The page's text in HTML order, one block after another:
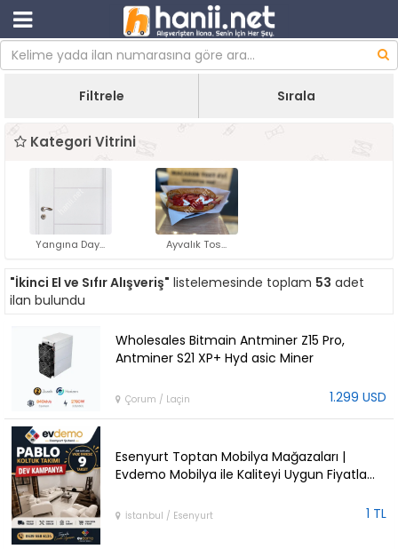
Filtrele Sırala
Kategori Vitrini
Yangına Day... Ayvalık Tos...
"İkinci El ve Sıfır Alışveriş" listelemesinde toplam 53 adet
ilan bulundu
Wholesales Bitmain Antminer Z15 Pro,
Antminer S21 XP+ Hyd asic Miner
Çorum / Laçin 1.299 USD
Esenyurt Toptan Mobilya Mağazaları |
Evdemo Mobilya ile Kaliteyi Uygun Fiyatla
İstanbul / Esenyurt 1 TL